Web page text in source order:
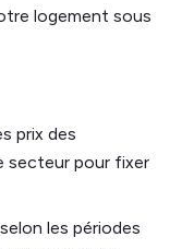
logement sous
prix des
secteur pour fixer
les périodes